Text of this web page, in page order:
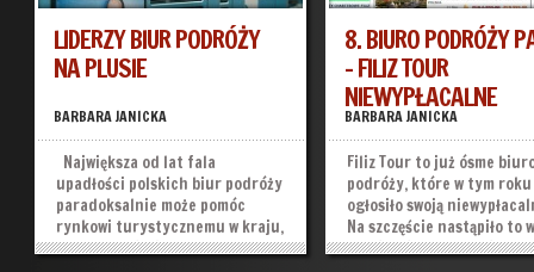
LIDERZY BIUR PODRÓŻY
NA PLUSIE
BARBARA JANICKA
Największa od lat fala
upadłości polskich biur podróży
paradoksalnie może pomóc
rynkowi turystycznemu w kraju,
a konkretnie, jego
8. BIURO PODRÓŻY
– FILIZ TOUR
NIEWYPŁACALNE
BARBARA JANICKA
Filiz Tour to już ósme
podróży, które w tym roku
ogłosiło swoją
Na szczęście nastąpiło to
czasie, kiedy zaledwie 2